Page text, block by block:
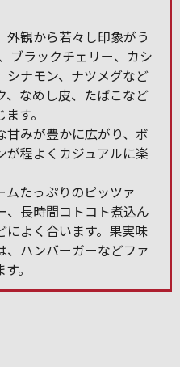
観から若々し印象がう
ブラックチェリー、カシ
シナモン、ナツメグなど
、なめし皮、たばこなど
す。
みが豊かに広がり、ボ
が程よくカジュアルに楽
たっぷりのピッツァ
、長時間コトコト煮込ん
によく合います。果実味
、ハンバーガーなどファ
。